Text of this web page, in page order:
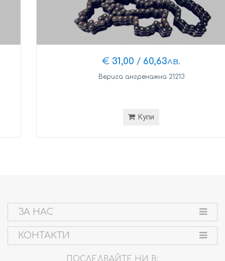
31,00 /60,63 лв.
Верига ангренажна 21213
Купи
ЗА НАС
КОНТАКТИ
ПОСЛЕДВАЙТЕ НИ В: